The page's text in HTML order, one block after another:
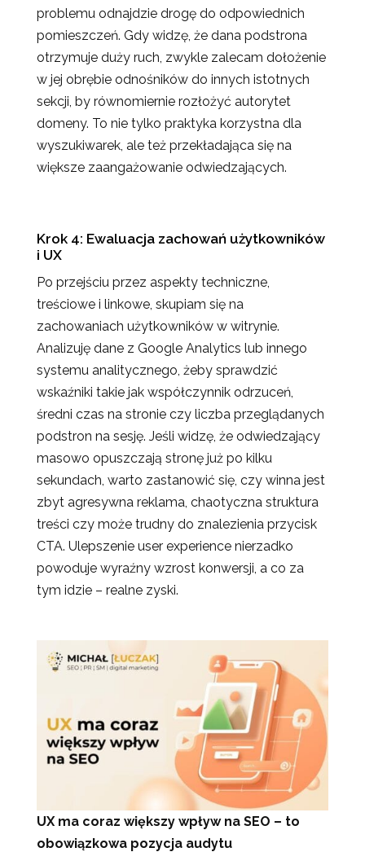
problemu odnajdzie drogę do odpowiednich
pomieszczeń. Gdy widzę, że dana podstrona
otrzymuje duży ruch, zwykle zalecam dołożenie
w jej obrębie odnośników do innych istotnych
sekcji, by równomiernie rozłożyć autorytet
domeny. To nie tylko praktyka korzystna dla
wyszukiwarek, ale też przekładająca się na
większe zaangażowanie odwiedzających.
Krok 4: Ewaluacja zachowań użytkowników
i UX
Po przejściu przez aspekty techniczne,
treściowe i linkowe, skupiam się na
zachowaniach użytkowników w witrynie.
Analizuję dane z Google Analytics lub innego
systemu analitycznego, żeby sprawdzić
wskaźniki takie jak współczynnik odrzuceń,
średni czas na stronie czy liczba przeglądanych
podstron na sesję. Jeśli widzę, że odwiedzający
masowo opuszczają stronę już po kilku
sekundach, warto zastanowić się, czy winna jest
zbyt agresywna reklama, chaotyczna struktura
treści czy może trudny do znalezienia przycisk
CTA. Ulepszenie user experience nierzadko
powoduje wyraźny wzrost konwersji, a co za
tym idzie – realne zyski.
UX ma coraz większy wpływ na SEO – to
obowiązkowa pozycja audytu